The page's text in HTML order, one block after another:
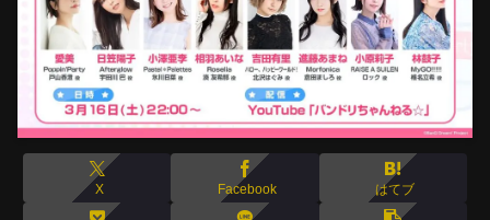
X Facebook はてブ